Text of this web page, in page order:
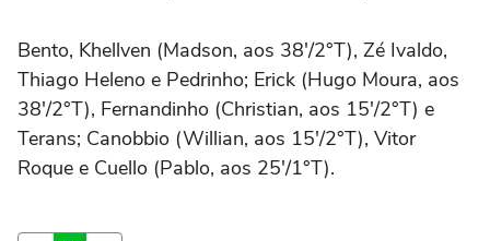
Bento, Khellven (Madson, aos 38'/2°T), Zé Ivaldo,
Thiago Heleno e Pedrinho; Erick (Hugo Moura, aos
38'/2°T), Fernandinho (Christian, aos 15'/2°T) e
Terans; Canobbio (Willian, aos 15'/2°T), Vitor
Roque e Cuello (Pablo, aos 25'/1°T).